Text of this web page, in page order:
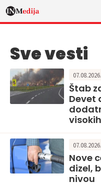
Sve vesti
Štab
Devet
Nove
dizel,
nivou